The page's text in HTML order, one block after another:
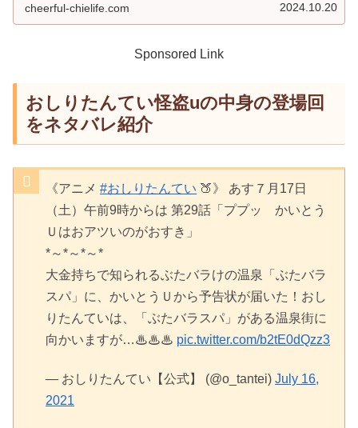
cheerful-chielife.com 2024.10.20
Sponsored Link
おしりたんてい怪盗uの中身の登場回
をネタバレ紹介
《アニメ #おしりたんてい 🍑》 あす７月17日
（土）午前9時からは 第29話「ププッ かいとう
Ｕはおアツいのがおすき」
*～*～*～*
大金持ちで知られるぶたバラけの温泉「ぶたバラ
スパ」に、かいとうＵから予告状が届いた！おし
りたんていは、「ぶたバラスパ」がある温泉街に
向かいますが…♨♨♨ pic.twitter.com/b2tE0dQzz3
— おしりたんてい【公式】 (@o_tantei) July 16,
2021